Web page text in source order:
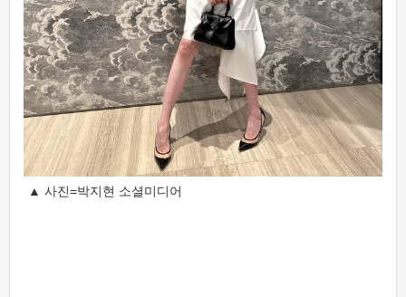
▲ 사진=박지현 소셜미디어